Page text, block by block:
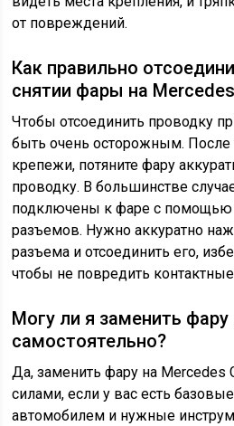
от повреждений.
Как правильно
снятии фары на
Чтобы отсоединить проводку
быть очень осторожным. После
крепежи, потяните фару
проводку. В большинстве
подключены к фаре с помощью
разъемов. Нужно аккуратно
разъема и отсоединить его,
чтобы не повредить
Могу ли я заменить фару
самостоятельно?
Да, заменить фару на
силами, если у вас есть
автомобилем и нужные